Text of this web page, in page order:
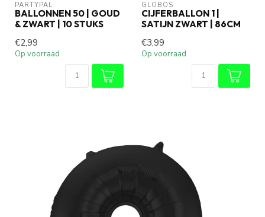
PARTYPAL
BALLONNEN 50 | GOUD
& ZWART | 10 STUKS
€2,99
Op voorraad
GLOBOS
CIJFERBALLON 1 |
SATIJN ZWART | 86CM
€3,99
Op voorraad